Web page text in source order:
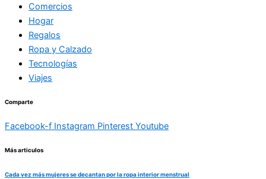
Comercios
Hogar
Regalos
Ropa y Calzado
Tecnologías
Viajes
Comparte
Facebook-f Instagram Pinterest Youtube
Más articulos
Cada vez más mujeres se decantan por la ropa interior menstrual